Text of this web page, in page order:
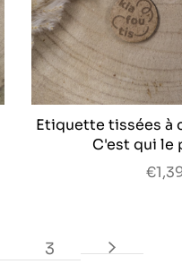
Etiquette tissées à
C'est qui le
3